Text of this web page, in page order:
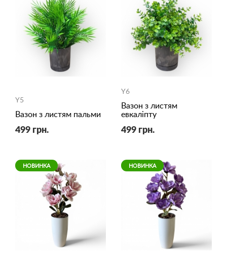
Y5
Вазон з листям пальми
499 грн.
Y6
Вазон з листям
евкаліпту
499 грн.
НОВИНКА НОВИНКА